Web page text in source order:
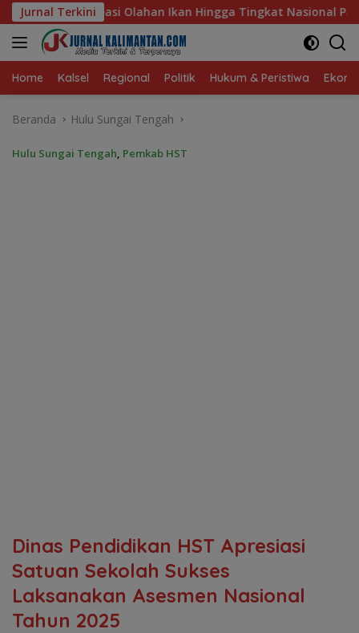
Langsung
ke
konten
Jurnal Terkini
Hingga Tingkat Nasional Pada Lomba Masak Serba Ikan
Home Kalsel Regional Politik Hukum & Peristiwa
Beranda Hulu Sungai Tengah
Hulu Sungai Tengah, Pemkab HST
Dinas Pendidikan HST Apresiasi
Satuan Sekolah Sukses
Laksanakan Asesmen Nasional
Tahun 2025